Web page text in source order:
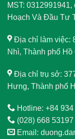
MST:
Hoạch Và Đầu Tư
Địa chỉ làm việc:
Nhì, Thành phố
Địa chỉ trụ sở:
Hưng, Thành phố
Hotline: +84
(028) 668 53197
Email: